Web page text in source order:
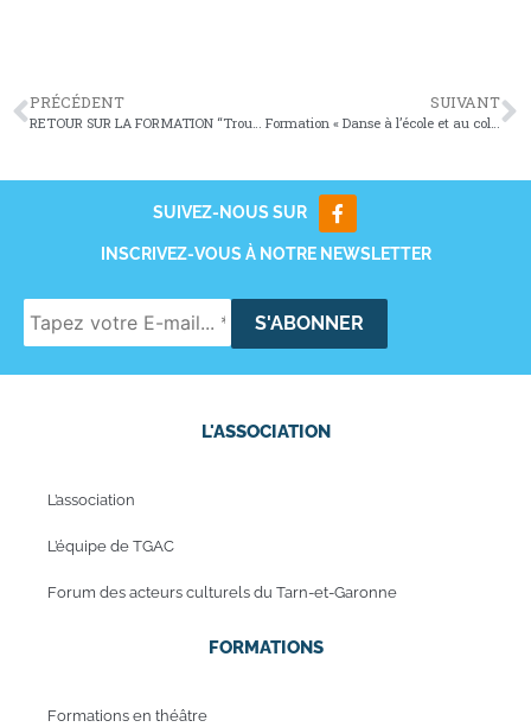
PRÉCÉDENT
RETOUR SUR LA FORMATION “Trouver sa voix”
SUIVANT
Formation « Danse à l’école et au collège »
SUIVEZ-NOUS SUR
INSCRIVEZ-VOUS À NOTRE NEWSLETTER
L'ASSOCIATION
L’association
L’équipe de TGAC
Forum des acteurs culturels du Tarn-et-Garonne
FORMATIONS
Formations en théâtre